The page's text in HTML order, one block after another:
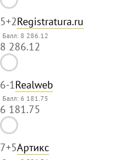
5+2Registratura.ru
Балл: 8 286.12
8 286.12
6-1Realweb
Балл: 6 181.75
6 181.75
7+5Артикс